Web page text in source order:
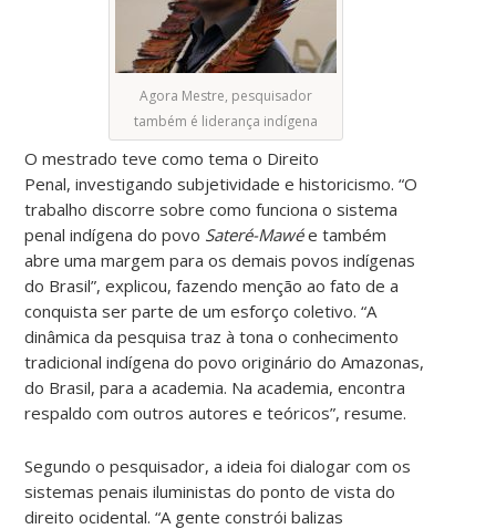
Agora Mestre, pesquisador
também é liderança indígena
O mestrado teve como tema o Direito
Penal, investigando subjetividade e historicismo. “O
trabalho discorre sobre como funciona o sistema
penal indígena do povo Sateré-Mawée também
abre uma margem para os demais povos indígenas
do Brasil”, explicou, fazendo menção ao fato de a
conquista ser parte de um esforço coletivo. “A
dinâmica da pesquisa traz à tona o conhecimento
tradicional indígena do povo originário do Amazonas,
do Brasil, para a academia. Na academia, encontra
respaldo com outros autores e teóricos”, resume.
Segundo o pesquisador, a ideia foi dialogar com os
sistemas penais iluministas do ponto de vista do
direito ocidental. “A gente constrói balizas